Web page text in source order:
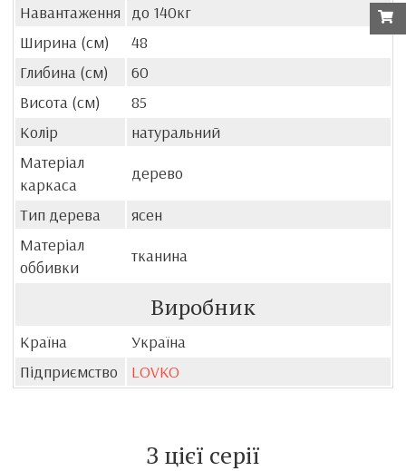
Навантаження
до 140кг
Ширина (см)
48
Глибина (см)
60
Висота (см)
85
Колір
натуральний
Матеріал
каркаса
дерево
Тип дерева
ясен
Матеріал
оббивки
тканина
Виробник
Країна
Україна
Підприємство
LOVKO
З цієї серії